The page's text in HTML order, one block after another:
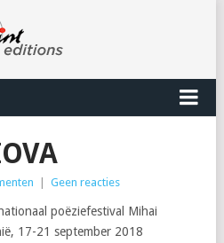
Geen reacties
poëziefestival Mihai
17-21 september 2018